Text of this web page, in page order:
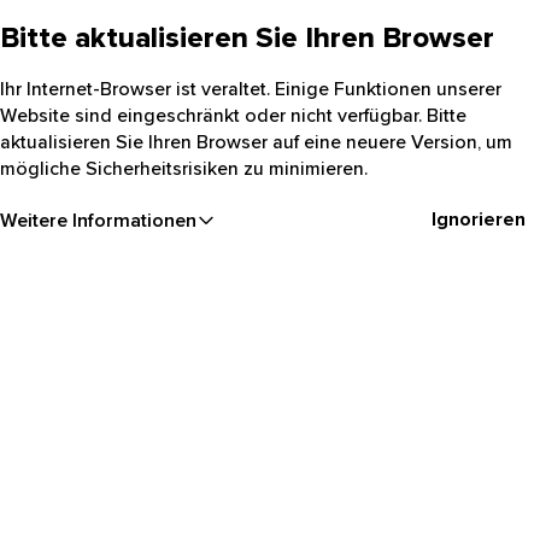
Bitte aktualisieren Sie Ihren Browser
Ihr Internet-Browser ist veraltet. Einige Funktionen unserer
Website sind eingeschränkt oder nicht verfügbar. Bitte
aktualisieren Sie Ihren Browser auf eine neuere Version, um
mögliche Sicherheitsrisiken zu minimieren.
Weitere Informationen Ignorieren